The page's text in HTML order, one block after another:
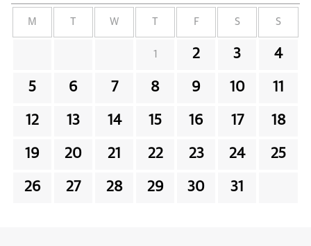
M W F S S
1 2 3 4
5 6 7 8 9 10 11
12 13 14 15 16 17 18
19 20 21 22 23 24 25
26 27 28 29 30 31